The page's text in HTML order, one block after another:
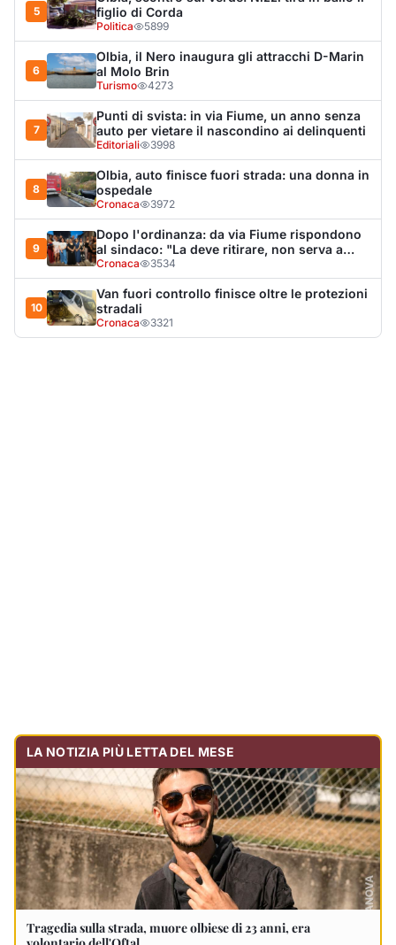
10
Van fuori controllo finisce oltre le protezioni
stradali
Cronaca 3321